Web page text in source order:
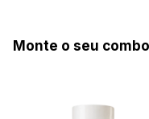
Monte o seu